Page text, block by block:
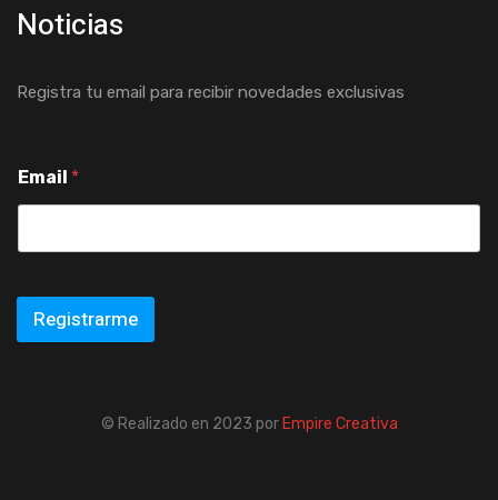
Noticias
Registra tu email para recibir novedades exclusivas
Email *
Registrarme
© Realizado en 2023 por Empire Creativa